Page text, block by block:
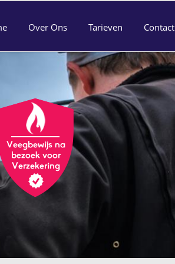
Over Ons Tarieven Contact